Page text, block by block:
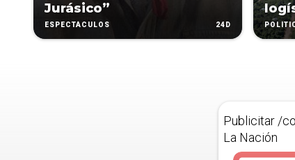
Jurásico”
ESPECTÁCULOS 24D
Publicitar /
La Nación